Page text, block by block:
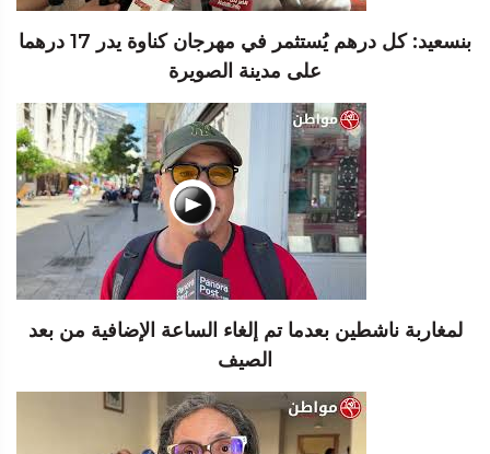
بنسعيد: كل درهم يُستثمر في مهرجان كناوة يدر 17 درهما
على مدينة الصويرة
لمغاربة ناشطين بعدما تم إلغاء الساعة الإضافية من بعد
الصيف